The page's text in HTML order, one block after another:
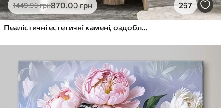
1449.99грн870.00 грн 267
Пеалістичні естетичні камені, оздоблення будинку, природне освітлення